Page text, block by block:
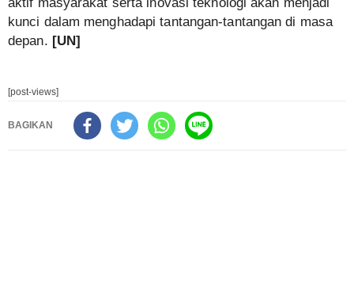
kunci dalam menghadapi tantangan-tantangan di masa
depan. [UN]
[post-views]
BAGIKAN